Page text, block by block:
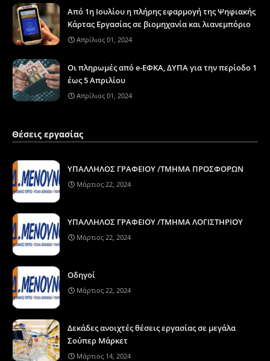
Από 1η Ιουλίου η πλήρης εφαρμογή της Ψηφιακής
Κάρτας Εργασίας σε βιομηχανία και λιανεμπόριο
Απρίλιος 01, 2024
Οι πληρωμές από e-ΕΦΚΑ, ΔΥΠΑ για την περίοδο 1
έως 5 Απριλίου
Απρίλιος 01, 2024
Θέσεις εργασίας
ΥΠΑΛΛΗΛΟΣ ΓΡΑΦΕΙΟΥ /ΤΜΗΜΑ ΠΡΟΣΦΟΡΩΝ
Μάρτιος 22, 2024
ΥΠΑΛΛΗΛΟΣ ΓΡΑΦΕΙΟΥ /ΤΜΗΜΑ ΛΟΓΙΣΤΗΡΙΟΥ
Μάρτιος 22, 2024
Οδηγοί
Μάρτιος 22, 2024
Δεκάδες ανοιχτές θέσεις εργασίας σε μεγάλα
Σούπερ Μάρκετ
Μάρτιος 14, 2024